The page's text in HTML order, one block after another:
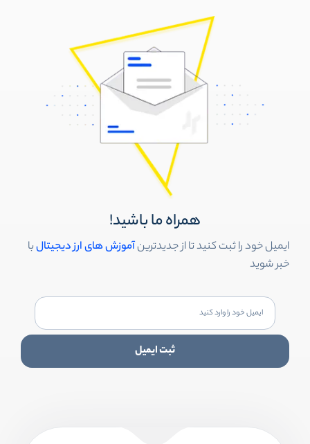
همراه ما باشید!
ایمیل خود را ثبت کنید تا از جدیدترینآموزش های ارز دیجیتالبا
خبر شوید
ثبت ایمیل